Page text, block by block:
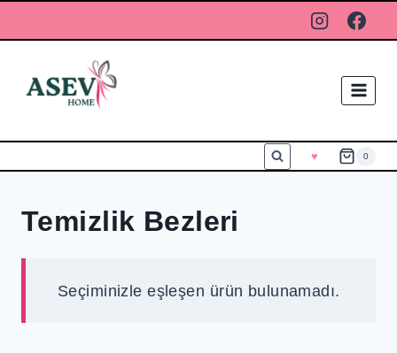
♥ 0
Temizlik Bezleri
Seçiminizle eşleşen ürün bulunamadı.